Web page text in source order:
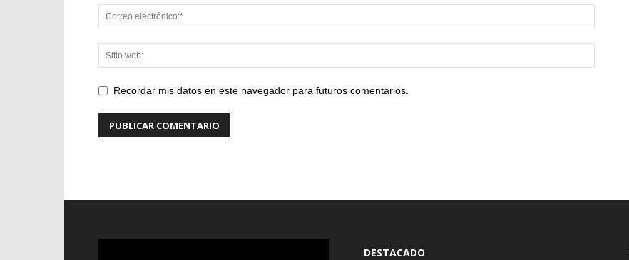
Recordar mis datos en este navegador para futuros comentarios.
DESTACADO